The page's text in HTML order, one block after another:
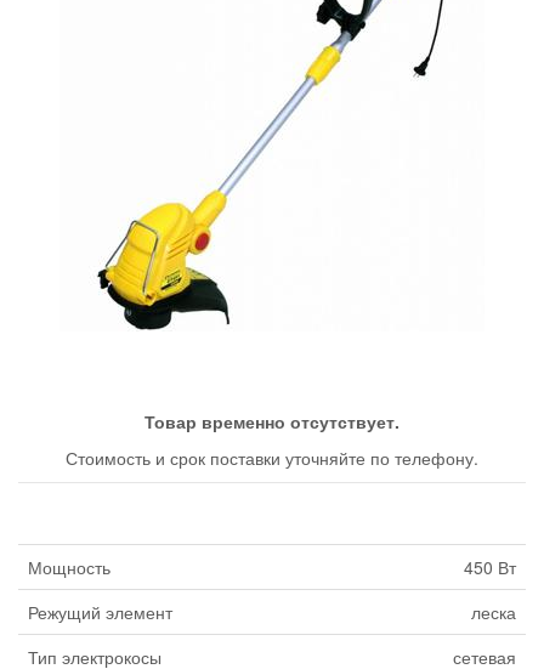
Товар временно отсутствует.
Стоимость и срок поставки уточняйте по телефону.
Мощность
450 Вт
Режущий элемент
леска
Тип электрокосы
сетевая